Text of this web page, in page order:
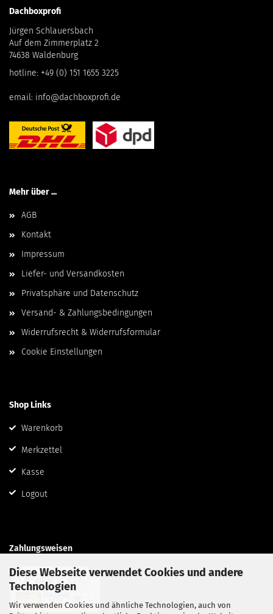
Diese Webseite verwendet Cookies und andere
Technologien
Wir verwenden Cookies und ähnliche Technologien, auch von
Dachboxprofi
Jürgen Schlauersbach
Auf dem Zimmerplatz 2
74638 Waldenburg
hotline: +49 (0) 151 1655 3225
email: info@dachboxprofi.de
Mehr über ...
AGB
Kontakt
Impressum
Liefer- und Versandkosten
Privatsphäre und Datenschutz
Versand- & Zahlungsbedingungen
Widerrufsrecht & Widerrufsformular
Cookie Einstellungen
Shop Links
Warenkorb
Merkzettel
Kasse
Logout
Zahlungsweisen